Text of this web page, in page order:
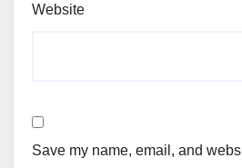
Website
Save my name, email, and